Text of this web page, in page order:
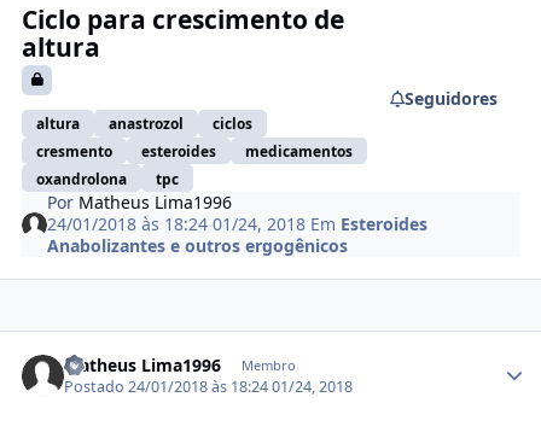
Ciclo para crescimento de
altura
altura anastrozol
ciclos
cresmento
esteroides
medicamentos
oxandrolona
tpc
Seguidores
Por Matheus Lima1996
24/01/2018 às 18:2401/24, 2018 Em Esteroides
Anabolizantes e outros ergogênicos
Matheus Lima1996 Membro
Postado24/01/2018 às 18:2401/24, 2018